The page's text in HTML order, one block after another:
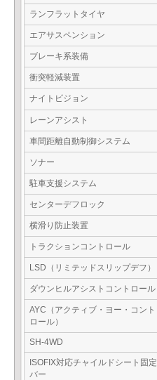
ランフラットタイヤ
エアサスペンション
ブレーキ系装備
衝突軽減装置
ナイトビジョン
レーンアシスト
車間距離自動制御システム
ソナー
駐車支援システム
センターデフロック
横滑り防止装置
トラクションコントロール
LSD（リミテッドスリップデフ）
ダウンヒルアシストコントロール
AYC（アクティブ・ヨー・コント
ロール）
SH-4WD
ISOFIX対応チャイルドシート固定
バー